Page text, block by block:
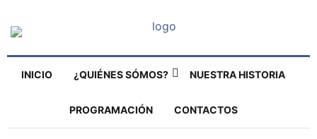
INICIO ¿QUIÉNES SÓMOS? NUESTRA HISTORIA
PROGRAMACIÓN CONTACTOS